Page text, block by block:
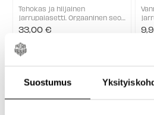
Suostumus
Tehokas ja hiljainen
jarrupalasetti. Orgaaninen seos
ja alumiinilevy takaavat kevyen
rakenteen ja vähentävät
jarrutusääntä, samalla kun ne
pidentävät jarrulevyjen
33,00 €